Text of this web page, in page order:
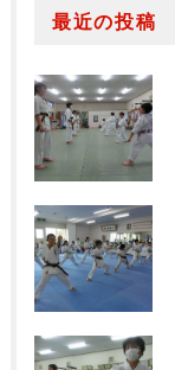
最近の投稿